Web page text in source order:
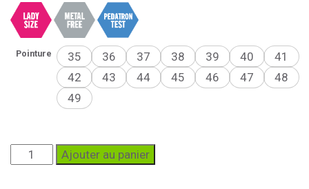
Pointure 35 36 37 38 39 40
41
42
43 44 45 46 47
48
49
quantité
de
Ajouter au panier